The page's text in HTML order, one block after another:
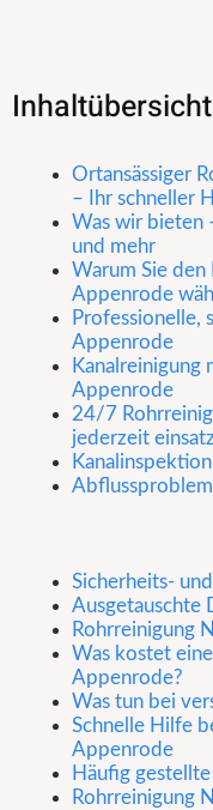
Inhaltübersicht
Ortansässiger
– Ihr schneller
Was wir bieten
und mehr
Warum Sie
Appenrode
Professionelle,
Appenrode
Kanalreinigung
Appenrode
24/7
jederzeit
Sicherheits-
Ausgetauschte
Rohrreinigung
Was kostet
Appenrode?
Was tun bei
Schnelle Hilfe
Appenrode
Häufig
Rohrreinigung